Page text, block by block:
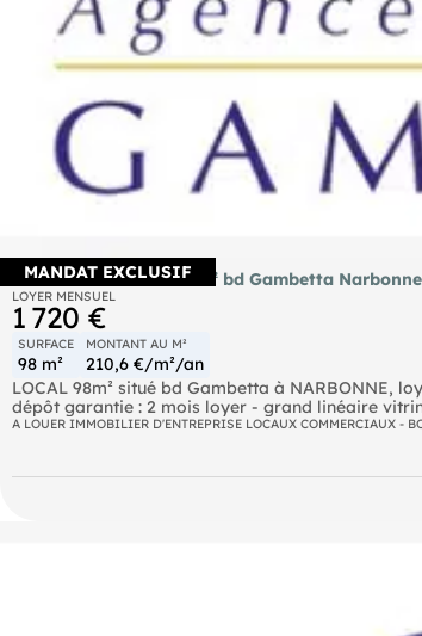
MANDAT EXCLUSIF
A louer local comm 98m² bd Gambetta Narbonne
LOYER MENSUEL
1 720 €
SURFACE
98 m²
MONTANT AU M²
210,6 €/m²/an
LOCAL 98m² situé bd Gambetta à NARBONNE,
dépôt garantie : 2 mois loyer - grand linéaire
pas de restauration nécessitant extraction
A LOUER IMMOBILIER D'ENTREPRISE LOCAUX COMMERCIAUX -